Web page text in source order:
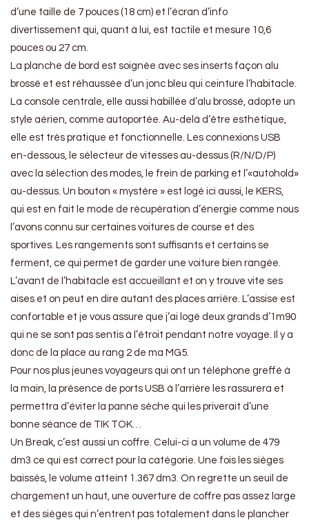
d’une taille de 7 pouces (18 cm) et l’écran d’info
divertissement qui, quant à lui, est tactile et mesure 10,6
pouces ou 27 cm.
La planche de bord est soignée avec ses inserts façon alu
brossé et est réhaussée d’un jonc bleu qui ceinture l’habitacle.
La console centrale, elle aussi habillée d’alu brossé, adopte un
style aérien, comme autoportée. Au-delà d’être esthétique,
elle est très pratique et fonctionnelle. Les connexions USB
en-dessous, le sélecteur de vitesses au-dessus (R/N/D/P)
avec la sélection des modes, le frein de parking et l’«autohold»
au-dessus. Un bouton « mystère » est logé ici aussi, le KERS,
qui est en fait le mode de récupération d’énergie comme nous
l’avons connu sur certaines voitures de course et des
sportives. Les rangements sont suffisants et certains se
ferment, ce qui permet de garder une voiture bien rangée.
L’avant de l’habitacle est accueillant et on y trouve vite ses
aises et on peut en dire autant des places arrière. L’assise est
confortable et je vous assure que j’ai logé deux grands d’1m90
qui ne se sont pas sentis à l’étroit pendant notre voyage. Il y a
donc de la place au rang 2 de ma MG5.
Pour nos plus jeunes voyageurs qui ont un téléphone greffé à
la main, la présence de ports USB à l’arrière les rassurera et
permettra d’éviter la panne sèche qui les priverait d’une
bonne séance de TIK TOK…
Un Break, c’est aussi un coffre. Celui-ci a un volume de 479
dm3 ce qui est correct pour la catégorie. Une fois les sièges
baissés, le volume atteint 1.367 dm3. On regrette un seuil de
chargement un haut, une ouverture de coffre pas assez large
et des sièges qui n’entrent pas totalement dans le plancher